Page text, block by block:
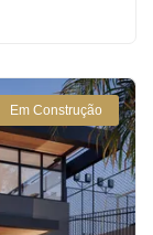
Em Construção